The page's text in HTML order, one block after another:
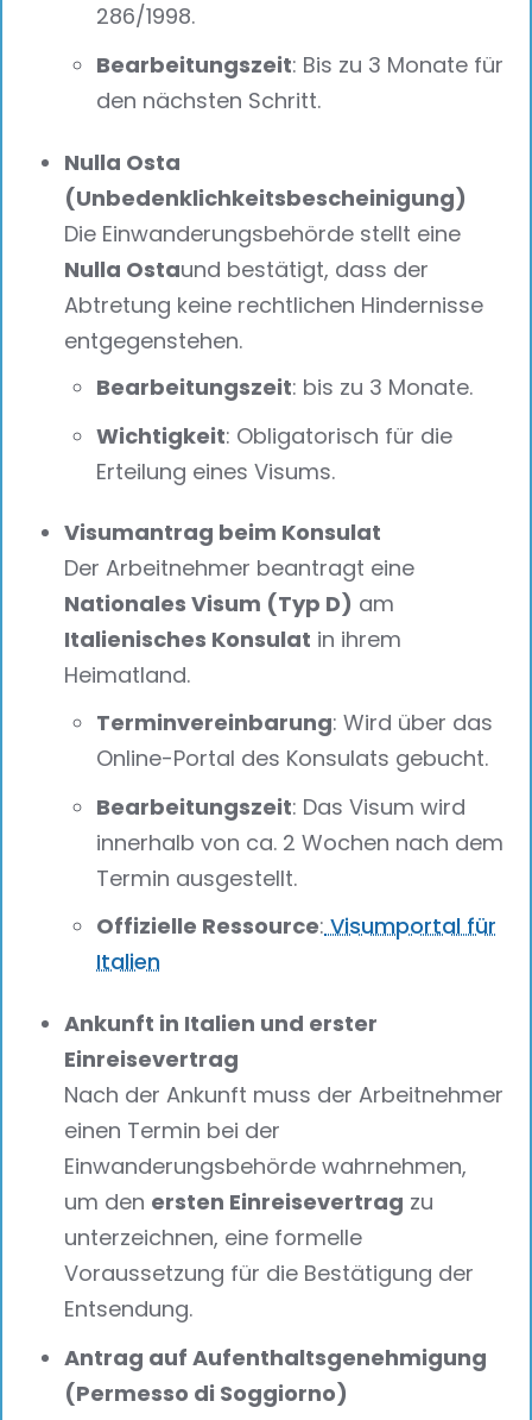
286/1998.
Bearbeitungszeit: Bis zu 3 Monate für
den nächsten Schritt.
Nulla Osta
(Unbedenklichkeitsbescheinigung)
Die Einwanderungsbehörde stellt eine
Nulla Ostaund bestätigt, dass der
Abtretung keine rechtlichen Hindernisse
entgegenstehen.
Bearbeitungszeit: bis zu 3 Monate.
Wichtigkeit: Obligatorisch für die
Erteilung eines Visums.
Visumantrag beim Konsulat
Der Arbeitnehmer beantragt eine
Nationales Visum (Typ D) am
Italienisches Konsulat in ihrem
Heimatland.
Terminvereinbarung: Wird über das
Online-Portal des Konsulats gebucht.
Bearbeitungszeit: Das Visum wird
innerhalb von ca. 2 Wochen nach dem
Termin ausgestellt.
Offizielle Ressource:Visumportal für
Italien
Ankunft in Italien und erster
Einreisevertrag
Nach der Ankunft muss der Arbeitnehmer
einen Termin bei der
Einwanderungsbehörde wahrnehmen,
um den ersten Einreisevertrag zu
unterzeichnen, eine formelle
Voraussetzung für die Bestätigung der
Entsendung.
Antrag auf Aufenthaltsgenehmigung
(Permesso di Soggiorno)